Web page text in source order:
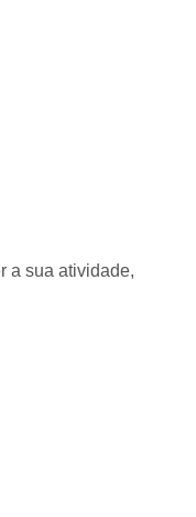
a sua atividade,